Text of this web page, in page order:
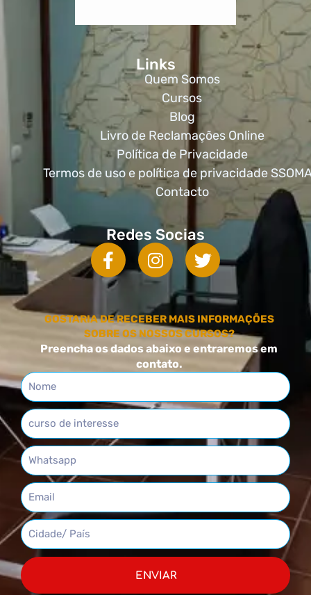
Links
Quem Somos
Cursos
Blog
Livro de Reclamações Online
Política de Privacidade
Termos de uso e política de privacidade
Contacto
Redes Socias
GOSTARIA DE RECEBER MAIS INFORMAÇÕES
SOBRE OS NOSSOS CURSOS?
Preencha os dados abaixo e entraremos em
contato.
ENVIAR